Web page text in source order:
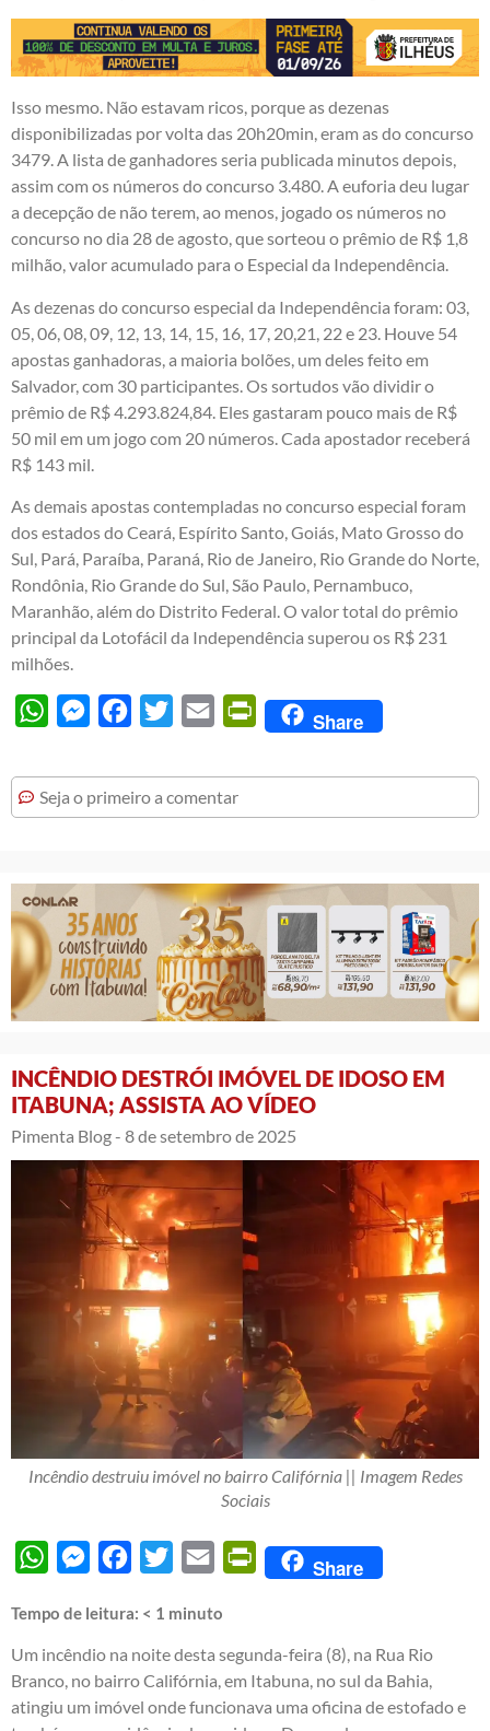
Isso mesmo. Não estavam ricos, porque as dezenas
disponibilizadas por volta das 20h20min, eram as do concurso
3479. A lista de ganhadores seria publicada minutos depois,
assim com os números do concurso 3.480. A euforia deu lugar
a decepção de não terem, ao menos, jogado os números no
concurso no dia 28 de agosto, que sorteou o prêmio de R$ 1,8
milhão, valor acumulado para o Especial da Independência.
As dezenas do concurso especial da Independência foram: 03,
05, 06, 08, 09, 12, 13, 14, 15, 16, 17, 20,21, 22 e 23. Houve 54
apostas ganhadoras, a maioria bolões, um deles feito em
Salvador, com 30 participantes. Os sortudos vão dividir o
prêmio de R$ 4.293.824,84. Eles gastaram pouco mais de R$
50 mil em um jogo com 20 números. Cada apostador receberá
R$ 143 mil.
As demais apostas contempladas no concurso especial foram
dos estados do Ceará, Espírito Santo, Goiás, Mato Grosso do
Sul, Pará, Paraíba, Paraná, Rio de Janeiro, Rio Grande do Norte,
Rondônia, Rio Grande do Sul, São Paulo, Pernambuco,
Maranhão, além do Distrito Federal. O valor total do prêmio
principal da Lotofácil da Independência superou os R$ 231
milhões.
WhatsAppMessengerFacebook
Twitter Email PrintFriendly
Share
Seja o primeiro a comentar
INCÊNDIO DESTRÓI IMÓVEL DE IDOSO EM
ITABUNA; ASSISTA AO VÍDEO
Pimenta Blog - 8 de setembro de 2025
Incêndio destruiu imóvel no bairro Califórnia || Imagem Redes
Sociais
WhatsAppMessengerFacebook
Twitter Email PrintFriendly
Share
Tempo de leitura: < 1 minuto
Um incêndio na noite desta segunda-feira (8), na Rua Rio
Branco, no bairro Califórnia, em Itabuna, no sul da Bahia,
atingiu um imóvel onde funcionava uma oficina de estofado e